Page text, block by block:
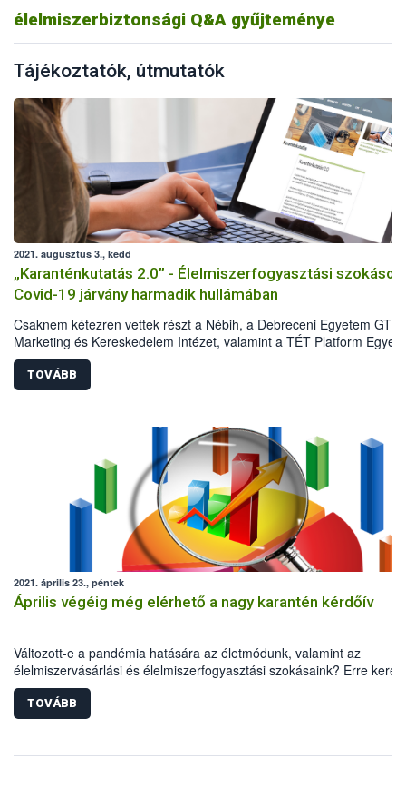
élelmiszerbiztonsági Q&A gyűjteménye
Tájékoztatók, útmutatók
2021. augusztus 3., kedd
„Karanténkutatás 2.0” - Élelmiszerfogyasztási szokások
Covid-19 járvány harmadik hullámában
Csaknem kétezren vettek részt a Nébih, a Debreceni Egyetem GTK
Marketing és Kereskedelem Intézet, valamint a TÉT Platform
második közös reprezentatív kutatásában 2021 májusában. A
felmérésből kiderült, hogyan változtak a Covid-19 járvány első és
harmadik hulláma között a háztartások élelmiszervásárlási és
első hullám idején tapasztalt sokkhatás elmúlt, ugyanakkor a
megőrizte az elővigyázatosságát, és vannak olyan szokások,
hosszú távon is velünk maradnak.
TOVÁBB
2021. április 23., péntek
Április végéig még elérhető a nagy karantén kérdőív
Változott-e a pandémia hatására az életmódunk, valamint az
élelmiszervásárlási és élelmiszerfogyasztási szokásaink? Erre keresi
idén is a választ a Nébih, a Debreceni Egyetem, valamint a TÉT
közös kutatása. A nagy karantén kérdőív április végéig még
minél pontosabb kép kialakításához ugyanis elengedhetetlen a
TOVÁBB